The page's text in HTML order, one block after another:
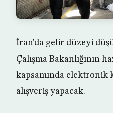
İran’da gelir düzeyi
Çalışma Bakanlığının
kapsamında
alışveriş yapacak.